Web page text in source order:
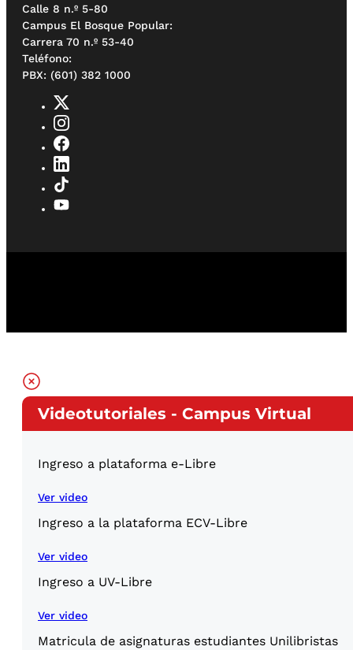
Calle 8 n.º 5-80
Campus El Bosque Popular:
Carrera 70 n.º 53-40
Teléfono:
PBX: (601) 382 1000
Videotutoriales - Campus Virtual
Ingreso a plataforma e-Libre
Ver video
Ingreso a la plataforma ECV-Libre
Ver video
Ingreso a UV-Libre
Ver video
Matricula de asignaturas estudiantes Unilibristas